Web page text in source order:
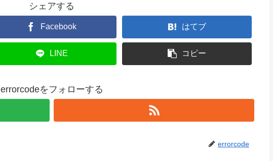
シェアする
Facebook はてブ
LINE コピー
errorcodeをフォローする
errorcode